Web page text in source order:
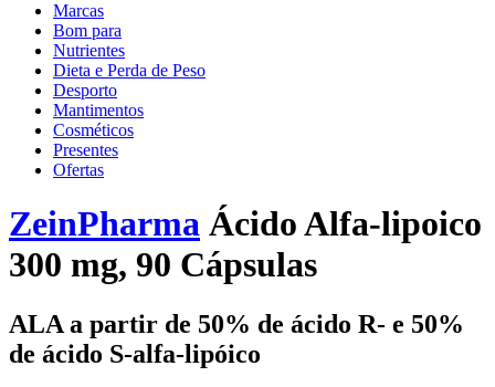
Marcas
Bom para
Nutrientes
Dieta e Perda de Peso
Desporto
Mantimentos
Cosméticos
Presentes
Ofertas
ZeinPharma Ácido Alfa-lipoico
300 mg, 90 Cápsulas
ALA a partir de 50% de ácido R- e 50%
de ácido S-alfa-lipóico